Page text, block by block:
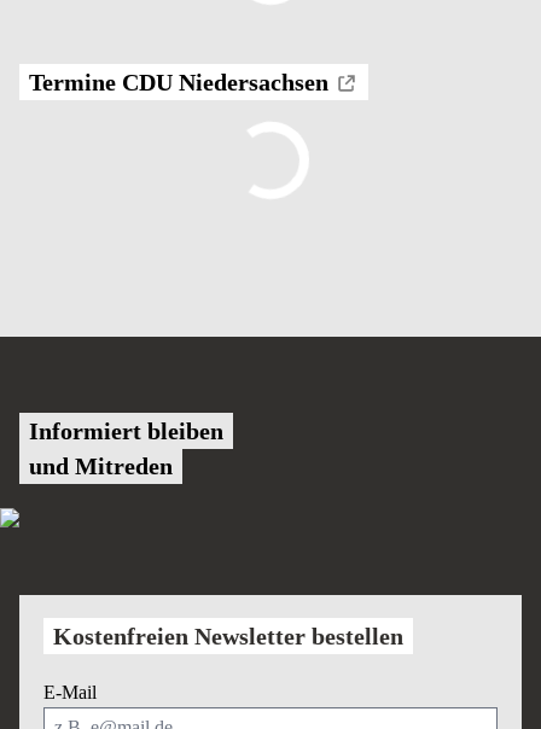
Termine CDU Niedersachsen
Informiert bleiben
und Mitreden
Kostenfreien Newsletter bestellen
E-Mail